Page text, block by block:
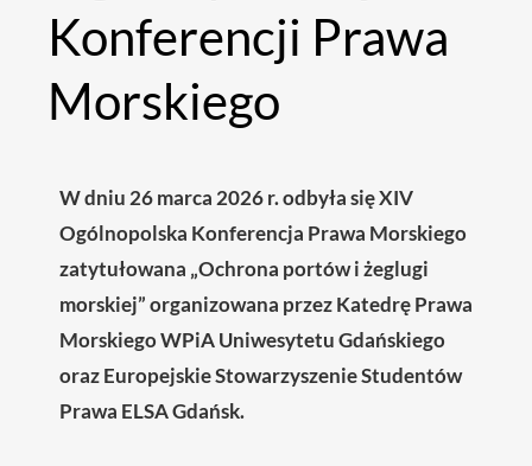
Konferencji Prawa
Morskiego
W dniu 26 marca 2026 r. odbyła się XIV
Ogólnopolska Konferencja Prawa Morskiego
zatytułowana „Ochrona portów i żeglugi
morskiej” organizowana przez Katedrę Prawa
Morskiego WPiA Uniwesytetu Gdańskiego
oraz Europejskie Stowarzyszenie Studentów
Prawa ELSA Gdańsk.